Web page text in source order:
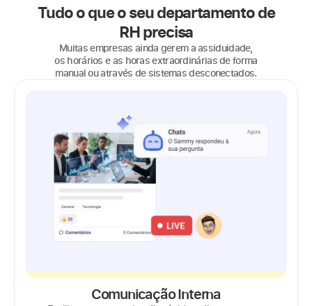
Tudo o que o seu departamento de
RH precisa
Muitas empresas ainda gerem a assiduidade,
os horários e as horas extraordinárias de forma
manual ou através de sistemas desconectados.
Comunicação Interna